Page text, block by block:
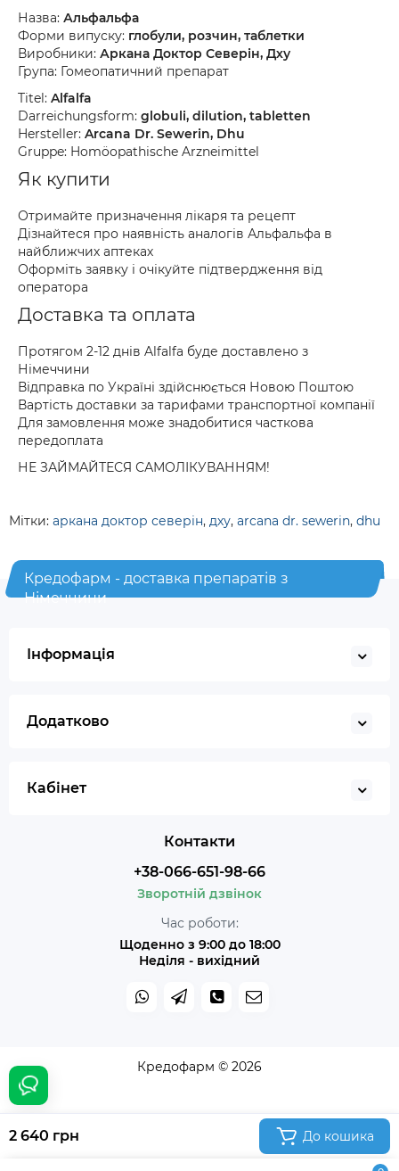
Назва: Альфальфа
Форми випуску: глобули, розчин, таблетки
Виробники: Аркана Доктор Северін, Дху
Група: Гомеопатичний препарат
Titel: Alfalfa
Darreichungsform: globuli, dilution, tabletten
Hersteller: Arcana Dr. Sewerin, Dhu
Gruppe: Homöopathische Arzneimittel
Як купити
Отримайте призначення лікаря та рецепт
Дізнайтеся про наявність аналогів Альфальфа в
найближчих аптеках
Оформіть заявку і очікуйте підтвердження від
оператора
Доставка та оплата
Протягом 2-12 днів Alfalfa буде доставлено з
Німеччини
Відправка по Україні здійснюється Новою Поштою
Вартість доставки за тарифами транспортної компанії
Для замовлення може знадобитися часткова
передоплата
НЕ ЗАЙМАЙТЕСЯ САМОЛІКУВАННЯМ!
Мітки: аркана доктор северін, дху, arcana dr. sewerin, dhu
2 640 грн До кошика
Кредофарм - доставка препаратів з
Німеччини
Інформація
Додатково
Кабінет
Контакти
+38-066-651-98-66
Зворотній дзвінок
Час роботи:
Щоденно з 9:00 до 18:00
Неділя - вихідний
Кредофарм © 2026